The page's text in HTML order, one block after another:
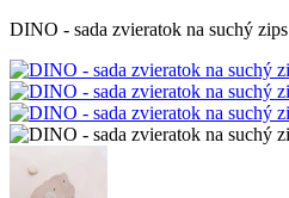
DINO - sada zvieratok na suchý zips